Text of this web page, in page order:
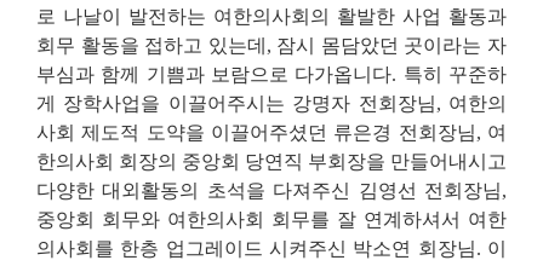
로 나날이 발전하는 여한의사회의 활발한 사업 활동과
회무 활동을 접하고 있는데, 잠시 몸담았던 곳이라는 자
부심과 함께 기쁨과 보람으로 다가옵니다. 특히 꾸준하
게 장학사업을 이끌어주시는 강명자 전회장님, 여한의
사회 제도적 도약을 이끌어주셨던 류은경 전회장님, 여
한의사회 회장의 중앙회 당연직 부회장을 만들어내시고
다양한 대외활동의 초석을 다져주신 김영선 전회장님,
중앙회 회무와 여한의사회 회무를 잘 연계하셔서 여한
의사회를 한층 업그레이드 시켜주신 박소연 회장님. 이